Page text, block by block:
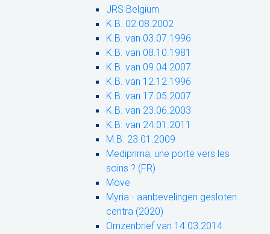
JRS Belgium
K.B. 02.08.2002
K.B. van 03.07.1996
K.B. van 08.10.1981
K.B. van 09.04.2007
K.B. van 12.12.1996
K.B. van 17.05.2007
K.B. van 23.06.2003
K.B. van 24.01.2011
M.B. 23.01.2009
Mediprima, une porte vers les
soins ? (FR)
Move
Myria - aanbevelingen gesloten
centra (2020)
Omzenbrief van 14.03.2014